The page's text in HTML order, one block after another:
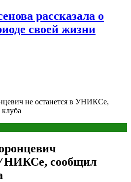
рассказала о
своей жизни
не останется в УНИКСе,
сообщил